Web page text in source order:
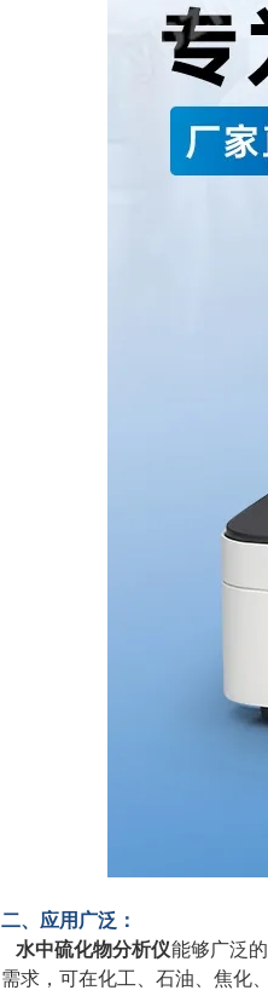
二、应用广泛：
水中硫化物分析仪能够广泛
需求，可在化工、石油、焦化